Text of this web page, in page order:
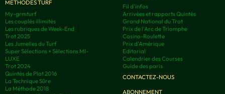
MÉTHODES TURF
My-grmturf
Les couplés illimités
Les rubriques de Week-End
Trot 2025
Les Jumelles du Turf
Super Sélections + Sélections MI-
LUXE
Trot 2024
Quintés de Plat 2016
La Technique Sûre
La Méthode 2018
Fil d'infos
Arrivées et rapports Quintés
Grand National du Trot
Prix de l'Arc de Triomphe
Casino-Roulette
Prix d'Amérique
Editorial
Calendrier des Courses
Guide des paris
CONTACTEZ-NOUS
ABONNEMENT